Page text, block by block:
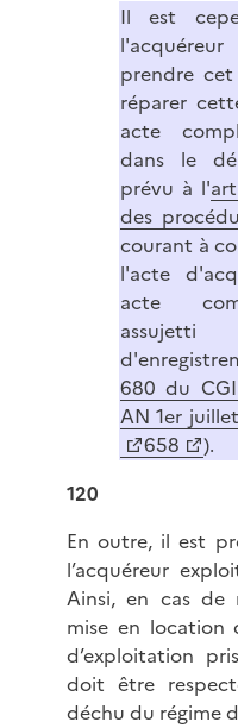
Il est
prendre cet
réparer
acte
dans le
prévu à l'
des
courant à
l'acte
acte
680 du CGI
AN 1er
658
).
120
En outre, il est
l’acquéreur
Ainsi, en cas de
mise en location
d’exploitation
doit être
déchu du régime